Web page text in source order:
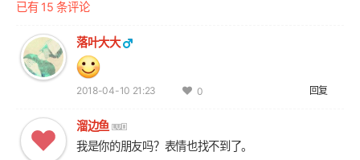
已有 15 条评论
落叶大大
2018-04-10 21:23 回复
0
溜边鱼
我是你的朋友吗？表情也找不到了。